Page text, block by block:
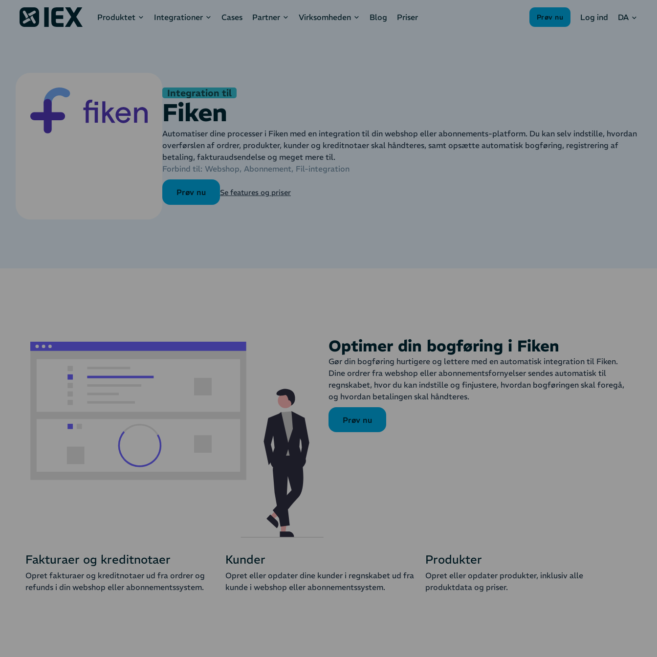
Produktet Integrationer Cases Partner Virksomheden Blog Priser Prøv nu Log ind DA
Integration til
Fiken
Automatiser dine processer i Fiken med en integration til din webshop eller abonnements-platform. Du kan selv indstille, hvordan
overførslen af ordrer, produkter, kunder og kreditnotaer skal håndteres, samt opsætte automatisk bogføring, registrering af
betaling, fakturaudsendelse og meget mere til.
Forbind til: Webshop Abonnement Fil-integration
Prøv nu Se features og priser
Optimer din bogføring i Fiken
Gør din bogføring hurtigere og lettere med en automatisk integration til Fiken.
Dine ordrer fra webshop eller abonnementsfornyelser sendes automatisk til
regnskabet, hvor du kan indstille og finjustere, hvordan bogføringen skal foregå,
og hvordan betalingen skal håndteres.
Prøv nu
Fakturaer og kreditnotaer
Opret fakturaer og kreditnotaer ud fra ordrer og
refunds i din webshop eller abonnementssystem.
Kunder
Opret eller opdater dine kunder i regnskabet ud fra
kunde i webshop eller abonnementssystem.
Produkter
Opret eller opdater produkter, inklusiv alle
produktdata og priser.